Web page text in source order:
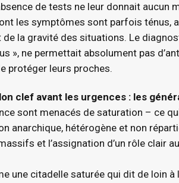
de tests ne leur donnait
les symptômes sont parfois ténus,
la gravité des situations. Le
», ne permettait absolument pas
protéger leurs proches.
clef avant les urgences : les
sont menacés de saturation – ce
anarchique, hétérogène et non
et l’assignation d’un rôle clair
une citadelle saturée qui dit de loin